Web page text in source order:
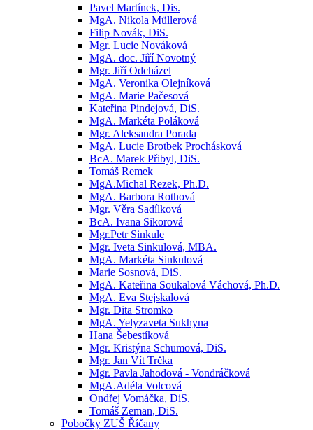
Pavel Martínek, Dis.
MgA. Nikola Müllerová
Filip Novák, DiS.
Mgr. Lucie Nováková
MgA. doc. Jiří Novotný
Mgr. Jiří Odcházel
MgA. Veronika Olejníková
MgA. Marie Pačesová
Kateřina Pindejová, DiS.
MgA. Markéta Poláková
Mgr. Aleksandra Porada
MgA. Lucie Brotbek Prochásková
BcA. Marek Přibyl, DiS.
Tomáš Remek
MgA.Michal Rezek, Ph.D.
MgA. Barbora Rothová
Mgr. Věra Sadílková
BcA. Ivana Sikorová
Mgr.Petr Sinkule
Mgr. Iveta Sinkulová, MBA.
MgA. Markéta Sinkulová
Marie Sosnová, DiS.
MgA. Kateřina Soukalová Váchová, Ph.D.
MgA. Eva Stejskalová
Mgr. Dita Stromko
MgA. Yelyzaveta Sukhyna
Hana Šebestíková
Mgr. Kristýna Schumová, DiS.
Mgr. Jan Vít Trčka
Mgr. Pavla Jahodová - Vondráčková
MgA.Adéla Volcová
Ondřej Vomáčka, DiS.
Tomáš Zeman, DiS.
Pobočky ZUŠ Říčany